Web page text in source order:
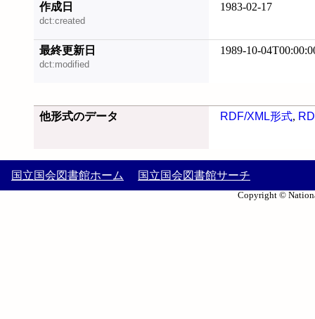
作成日
dct:created
1983-02-17
最終更新日
dct:modified
1989-10-
他形式のデータ RDF/XML形式,
国立国会図書館ホーム 国立国会図書館サーチ
Copyright ©